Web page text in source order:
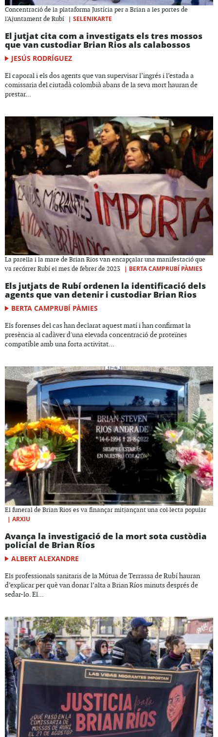
Concentració de la plataforma Justícia per a Brian a les portes de
l'Ajuntament de Rubí
| SELENIKARTE
El jutjat cita com a investigats els tres mossos
que van custodiar Brian Rios als calabossos
JESÚS RODRÍGUEZ
El caporal i els dos agents que van supervisar l’ingrés i l’estada a
comissaria del ciutadà colombià abans de la seva mort hauran de
prestar...
La parella i la mare de Brian Rios van encapçalar una manifestació que
va recórrer Rubí el mes de febrer de 2023
| BERTA CAMPRUBÍ PÀMIES
Els jutjats de Rubí ordenen la identificació dels
agents que van detenir i custodiar Brian Rios
BERTA CAMPRUBÍ PÀMIES
Els forenses del cas han declarat aquest matí i han confirmat la
presència al cadàver d'una elevada concentració de proteïnes
compatible amb una forta activitat...
El funeral de Brian Rios es va finançar mitjançant una col·lecta popular
| ARXIU
Avança la investigació de la mort sota custòdia
policial de Brian Ríos
ALBERT ALEXANDRE
Els professionals sanitaris de la Mútua de Terrassa de Rubí hauran
d’explicar per què van donar l’alta a Brian Ríos minuts després de
sedar-lo. El...